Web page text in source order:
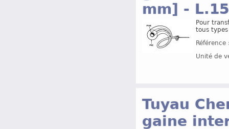
mm] -
Pour
tous
Unité de
Tuyau
gaine